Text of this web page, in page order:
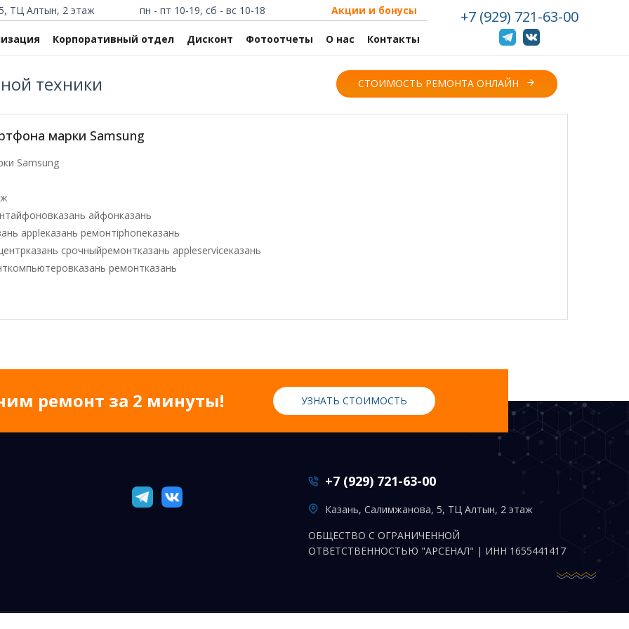
ТЦ Алтын, 2 этаж пн - пт 10-19, сб - вс 10-18 Акции и бонусы
Корпоративный отдел Дисконт Фотоотчеты О нас Контакты
+7 (929) 721-63-00
техники СТОИМОСТЬ РЕМОНТА ОНЛАЙН
марки Samsung
Samsung
айфонказань
appleказань ремонтiphoneказань
срочныйремонтказань appleserviceказань
ремонтказань
ремонт за 2 минуты! УЗНАТЬ СТОИМОСТЬ
+7 (929) 721-63-00
Казань, Салимжанова, 5, ТЦ Алтын, 2 этаж
ОБЩЕСТВО С ОГРАНИЧЕННОЙ
ОТВЕТСТВЕННОСТЬЮ "АРСЕНАЛ" | ИНН 1655441417